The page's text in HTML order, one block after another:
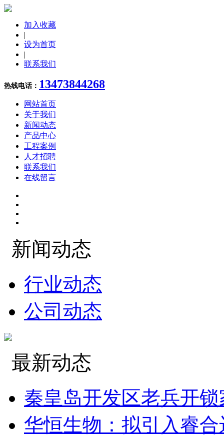
加入收藏
|
设为首页
|
联系我们
热线电话： 13473844268
网站首页
关于我们
新闻动态
产品中心
工程案例
人才招聘
联系我们
在线留言
新闻动态
行业动态
公司动态
最新动态
秦皇岛开发区老兵开锁
华恒生物：拟引入睿合